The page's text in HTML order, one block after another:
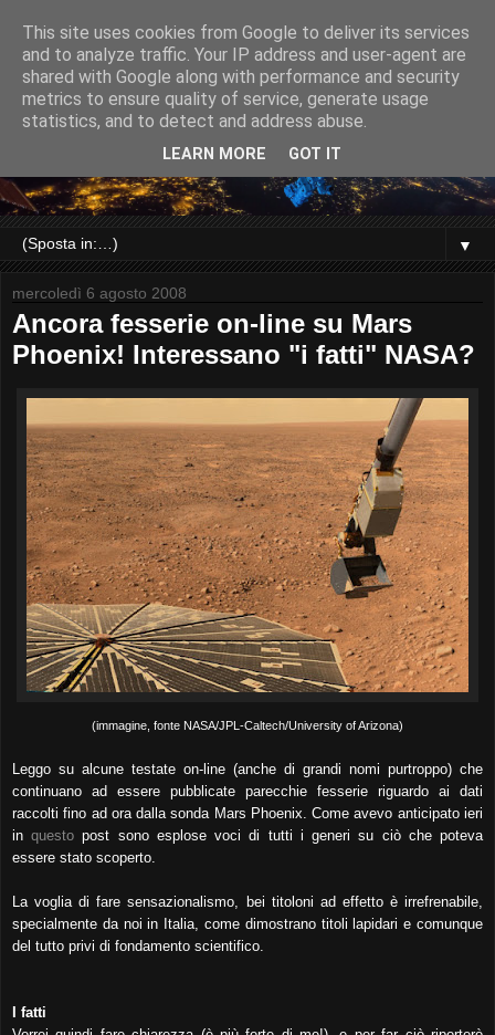
▼
mercoledì 6 agosto 2008
Ancora fesserie on-line su Mars
Phoenix! Interessano "i fatti" NASA?
(immagine, fonte NASA/JPL-Caltech/University of Arizona)
Leggo su alcune testate on-line (anche di grandi nomi purtroppo) che
continuano ad essere pubblicate parecchie fesserie riguardo ai dati
raccolti fino ad ora dalla sonda Mars Phoenix.
Come avevo anticipato ieri
inquesto post sono esplose voci di tutti i generi su ciò che poteva
essere stato scoperto.
La voglia di fare sensazionalismo, bei titoloni ad effetto è irrefrenabile
specialmente da noi in Italia, come dimostrano titoli lapidari e comunque
del tutto privi di fondamento scientifico.
I fatti
This site uses cookies from Google to deliver its services
and to analyze traffic. Your IP address and user-agent are
shared with Google along with performance and security
metrics to ensure quality of service, generate usage
statistics, and to detect and address abuse.
LEARN MORE GOT IT